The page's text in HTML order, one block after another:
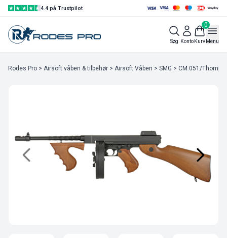
4.4 på Trustpilot
Søg Konto
0
KurvMenu
Rodes Pro > Airsoft våben & tilbehør > Airsoft Våben > SMG > CM.051/